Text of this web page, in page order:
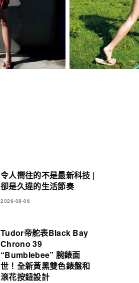
令人嚮往的不是最新科技 |
卻是久違的生活節奏
2026-08-06
Tudor帝舵表Black Bay
Chrono 39
“Bumblebee” 腕錶面
世！全新黃黑雙色錶盤和
滾花按鈕設計